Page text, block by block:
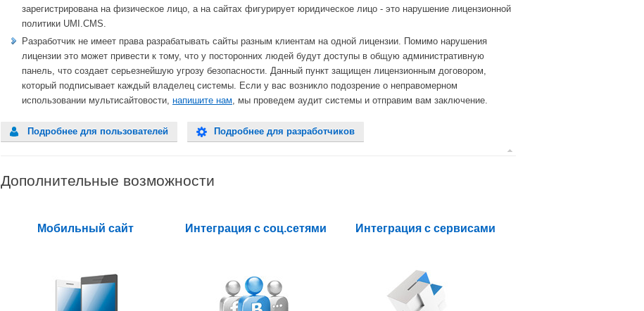
зарегистрирована на физическое лицо, а на сайтах фигурирует юридическое лицо - это нарушение лицензионной
политики UMI.CMS.
Разработчик не имеет права разрабатывать сайты разным клиентам на одной лицензии. Помимо нарушения
лицензии это может привести к тому, что у посторонних людей будут доступы в общую административную
панель, что создает серьезнейшую угрозу безопасности. Данный пункт защищен лицензионным договором,
который подписывает каждый владелец системы. Если у вас возникло подозрение о неправомерном
использовании мультисайтовости, напишите нам, мы проведем аудит системы и отправим вам заключение.
Подробнее для пользователей Подробнее для разработчиков
Дополнительные возможности
Мобильный сайт Интеграция с соц.сетями Интеграция с сервисами